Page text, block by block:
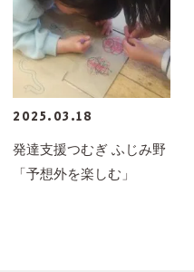
2025.03.18
発達支援つむぎ ふじみ野
「予想外を楽しむ」